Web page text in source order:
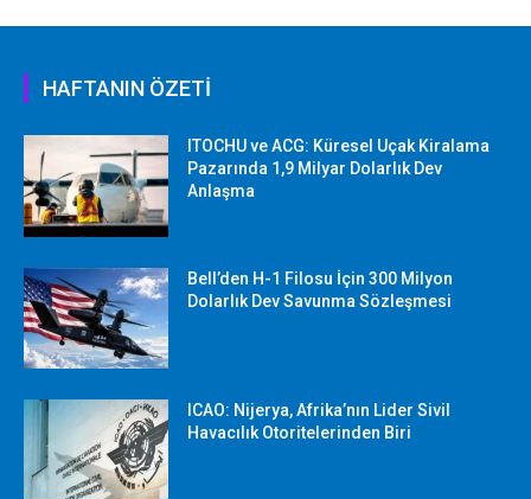
HAFTANIN ÖZETİ
ITOCHU ve ACG: Küresel Uçak Kiralama
Pazarında 1,9 Milyar Dolarlık Dev
Anlaşma
Bell’den H-1 Filosu İçin 300 Milyon
Dolarlık Dev Savunma Sözleşmesi
ICAO: Nijerya, Afrika’nın Lider Sivil
Havacılık Otoritelerinden Biri